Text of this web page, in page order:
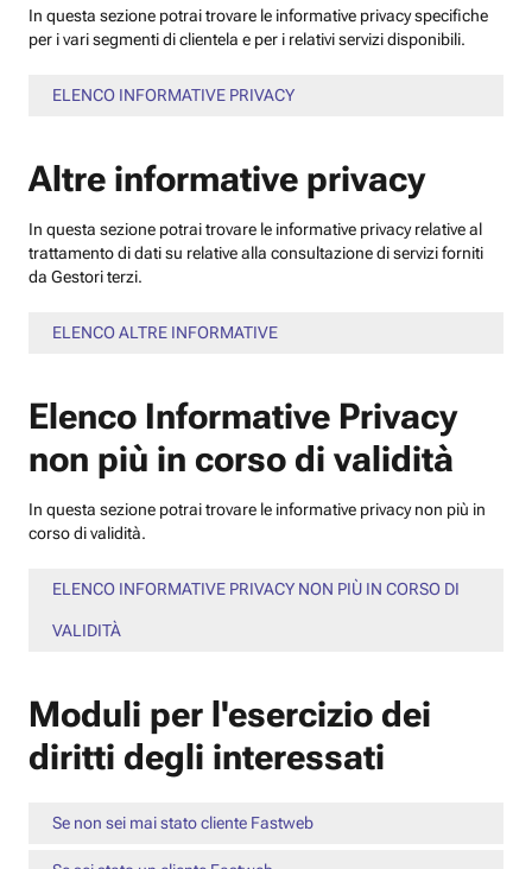
In questa sezione potrai trovare le informative privacy specifiche
per i vari segmenti di clientela e per i relativi servizi disponibili.
ELENCO INFORMATIVE PRIVACY
Altre informative privacy
In questa sezione potrai trovare le informative privacy relative al
trattamento di dati su relative alla consultazione di servizi forniti
da Gestori terzi.
ELENCO ALTRE INFORMATIVE
Elenco Informative Privacy
non più in corso di validità
In questa sezione potrai trovare le informative privacy non più in
corso di validità.
ELENCO INFORMATIVE PRIVACY NON PIÙ IN CORSO DI
VALIDITÀ
Moduli per l'esercizio dei
diritti degli interessati
Se non sei mai stato cliente Fastweb